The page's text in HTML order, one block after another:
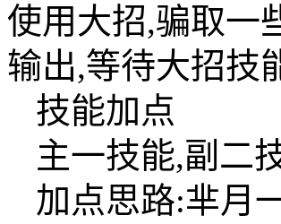
使用大招,骗取一
输出,等待大招技
技能加点
主一技能,副二
加点思路:芈月